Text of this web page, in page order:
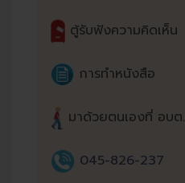
ตู้รับฟังความคิดเห็น
การทำหนังสือ
มาด้วยตนเองที่ อบต.
045-826-237